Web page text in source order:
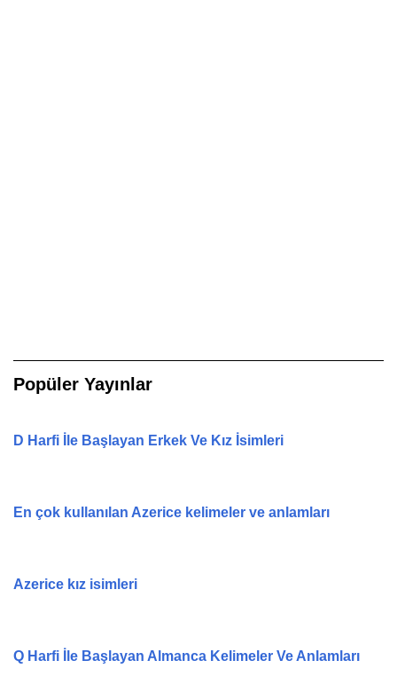
Popüler Yayınlar
D Harfi İle Başlayan Erkek Ve Kız İsimleri
En çok kullanılan Azerice kelimeler ve anlamları
Azerice kız isimleri
Q Harfi İle Başlayan Almanca Kelimeler Ve Anlamları